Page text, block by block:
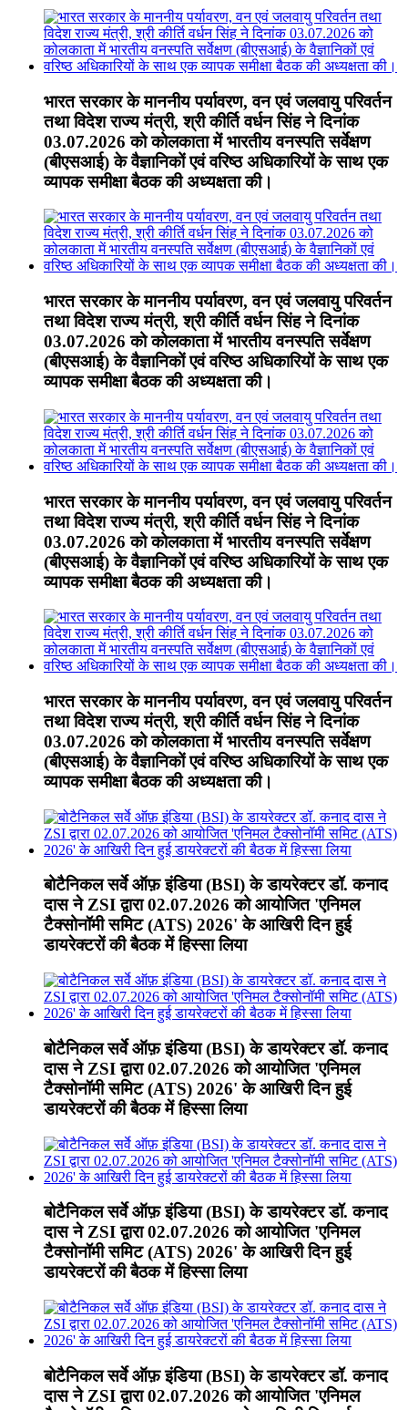
भारत सरकार के माननीय पर्यावरण, वन एवं जलवायु परिवर्तन
तथा विदेश राज्य मंत्री, श्री कीर्ति वर्धन सिंह ने दिनांक
03.07.2026 को कोलकाता में भारतीय वनस्पति सर्वेक्षण
(बीएसआई) के वैज्ञानिकों एवं वरिष्ठ अधिकारियों के साथ एक
व्यापक समीक्षा बैठक की अध्यक्षता की।
भारत सरकार के माननीय पर्यावरण, वन एवं जलवायु परिवर्तन
तथा विदेश राज्य मंत्री, श्री कीर्ति वर्धन सिंह ने दिनांक
03.07.2026 को कोलकाता में भारतीय वनस्पति सर्वेक्षण
(बीएसआई) के वैज्ञानिकों एवं वरिष्ठ अधिकारियों के साथ एक
व्यापक समीक्षा बैठक की अध्यक्षता की।
भारत सरकार के माननीय पर्यावरण, वन एवं जलवायु परिवर्तन
तथा विदेश राज्य मंत्री, श्री कीर्ति वर्धन सिंह ने दिनांक
03.07.2026 को कोलकाता में भारतीय वनस्पति सर्वेक्षण
(बीएसआई) के वैज्ञानिकों एवं वरिष्ठ अधिकारियों के साथ एक
व्यापक समीक्षा बैठक की अध्यक्षता की।
भारत सरकार के माननीय पर्यावरण, वन एवं जलवायु परिवर्तन
तथा विदेश राज्य मंत्री, श्री कीर्ति वर्धन सिंह ने दिनांक
03.07.2026 को कोलकाता में भारतीय वनस्पति सर्वेक्षण
(बीएसआई) के वैज्ञानिकों एवं वरिष्ठ अधिकारियों के साथ एक
व्यापक समीक्षा बैठक की अध्यक्षता की।
बोटैनिकल सर्वे ऑफ़ इंडिया (BSI) के डायरेक्टर डॉ. कनाद
दास ने ZSI द्वारा 02.07.2026 को आयोजित 'एनिमल
टैक्सोनॉमी समिट (ATS) 2026' के आखिरी दिन हुई
डायरेक्टरों की बैठक में हिस्सा लिया
बोटैनिकल सर्वे ऑफ़ इंडिया (BSI) के डायरेक्टर डॉ. कनाद
दास ने ZSI द्वारा 02.07.2026 को आयोजित 'एनिमल
टैक्सोनॉमी समिट (ATS) 2026' के आखिरी दिन हुई
डायरेक्टरों की बैठक में हिस्सा लिया
बोटैनिकल सर्वे ऑफ़ इंडिया (BSI) के डायरेक्टर डॉ. कनाद
दास ने ZSI द्वारा 02.07.2026 को आयोजित 'एनिमल
टैक्सोनॉमी समिट (ATS) 2026' के आखिरी दिन हुई
डायरेक्टरों की बैठक में हिस्सा लिया
बोटैनिकल सर्वे ऑफ़ इंडिया (BSI) के डायरेक्टर डॉ. कनाद
दास ने ZSI द्वारा 02.07.2026 को आयोजित 'एनिमल